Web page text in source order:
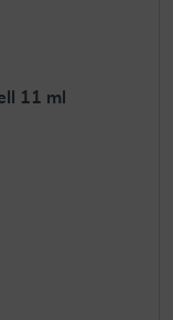
11 ml